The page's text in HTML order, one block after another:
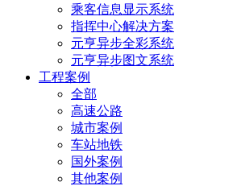
乘客信息显示系统
指挥中心解决方案
元亨异步全彩系统
元亨异步图文系统
工程案例
全部
高速公路
城市案例
车站地铁
国外案例
其他案例